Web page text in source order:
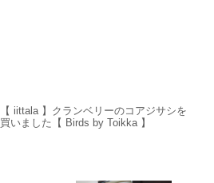
【 iittala 】クランベリーのコアジサシを
買いました【 Birds by Toikka 】